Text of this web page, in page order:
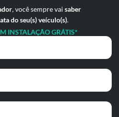
, você sempre vai saber
do seu(s) veículo(s).
INSTALAÇÃO GRÁTIS*